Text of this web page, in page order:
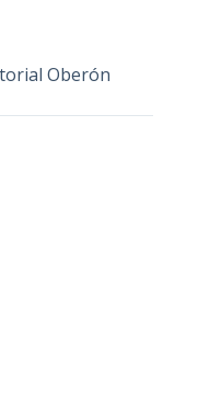
Oberón